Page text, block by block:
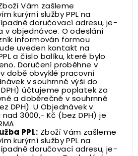
Vám zašleme
kurýrní služby PPL na
doručovací adresu, je-
v objednávce. O odeslání
informován formou
uveden kontakt na
a číslo balíku, které bylo
Doručení proběhne v
době obvyklé pracovní
v souhrnné výši do
účtujeme poplatek za
a doběrečné v souhrnné
DPH). U Objednávek v
3000,- Kč (bez DPH) je
PPL: Zboží Vám zašleme
kurýrní služby PPL na
doručovací adresu, je-